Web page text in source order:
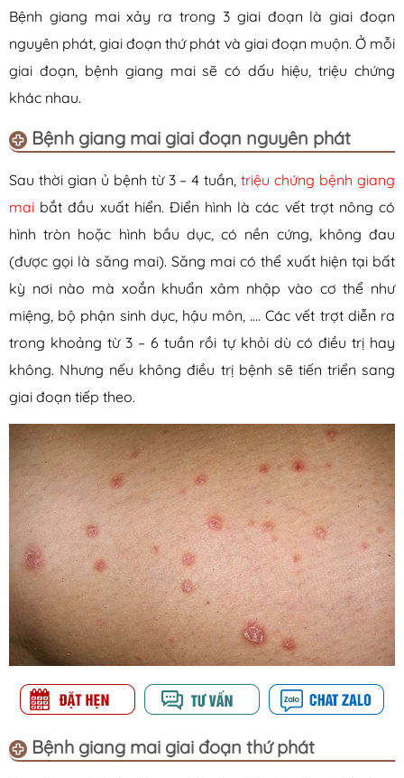
Bệnh giang mai xảy ra trong 3 giai đoạn là giai đoạn
nguyên phát, giai đoạn thứ phát và giai đoạn muộn. Ở mỗi
giai đoạn, bệnh giang mai sẽ có dấu hiệu, triệu chứng
khác nhau.
Bệnh giang mai giai đoạn nguyên phát
Sau thời gian ủ bệnh từ 3 – 4 tuần,triệu chứng bệnh giang
mai bắt đầu xuất hiển. Điển hình là các vết trợt nông có
hình tròn hoặc hình bầu dục, có nền cứng, không đau
(được gọi là săng mai). Săng mai có thể xuất hiện tại bất
kỳ nơi nào mà xoắn khuẩn xâm nhập vào cơ thể như
miệng, bộ phận sinh dục, hậu môn, …. Các vết trợt diễn ra
trong khoảng từ 3 – 6 tuần rồi tự khỏi dù có điều trị hay
không. Nhưng nếu không điều trị bệnh sẽ tiến triển sang
giai đoạn tiếp theo.
Bệnh giang mai giai đoạn thứ phát